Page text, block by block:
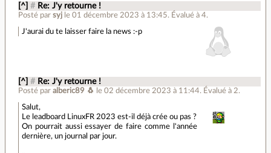
[^] # Re: J'y retourne !
Posté par syj le 01 décembre 2023 à 13:45. Évalué à 4.
J'aurai du te laisser faire la news :-p
[^] # Re: J'y retourne !
Posté par alberic89 🐧 le 02 décembre 2023 à 11:44. Évalué à 2.
Salut,
Le leadboard LinuxFR 2023 est-il déjà crée ou pas ?
On pourrait aussi essayer de faire comme l'année
dernière, un journal par jour.